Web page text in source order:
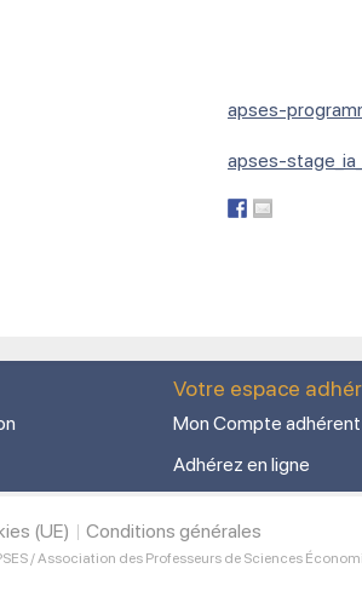
apses-
apses-
Votre espace
Mon Compte adhérent
Adhérez en ligne
(UE) Conditions générales
/ Association des Professeurs de Sciences